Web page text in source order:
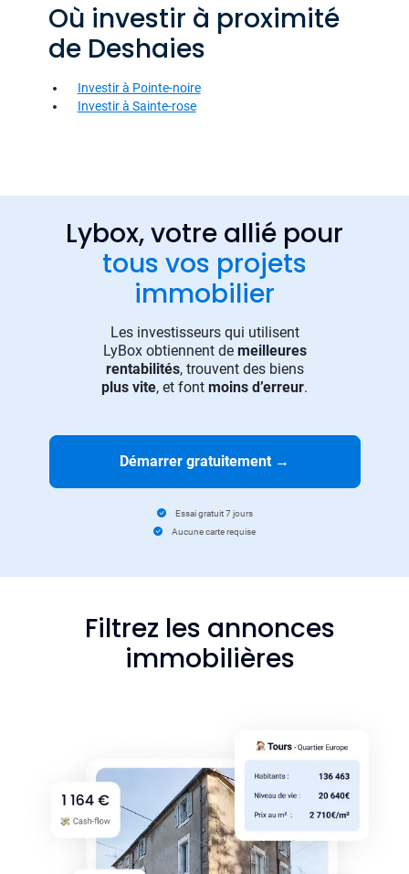
Où investir à proximité
de Deshaies
Investir à Pointe-noire
Investir à Sainte-rose
Lybox, votre allié pour
tous vos projets
immobilier
Les investisseurs qui utilisent
LyBox obtiennent de meilleures
rentabilités, trouvent des biens
plus vite, et font moins d’erreur.
Démarrer gratuitement →
Essai gratuit 7 jours
Aucune carte requise
Filtrez les annonces
immobilières